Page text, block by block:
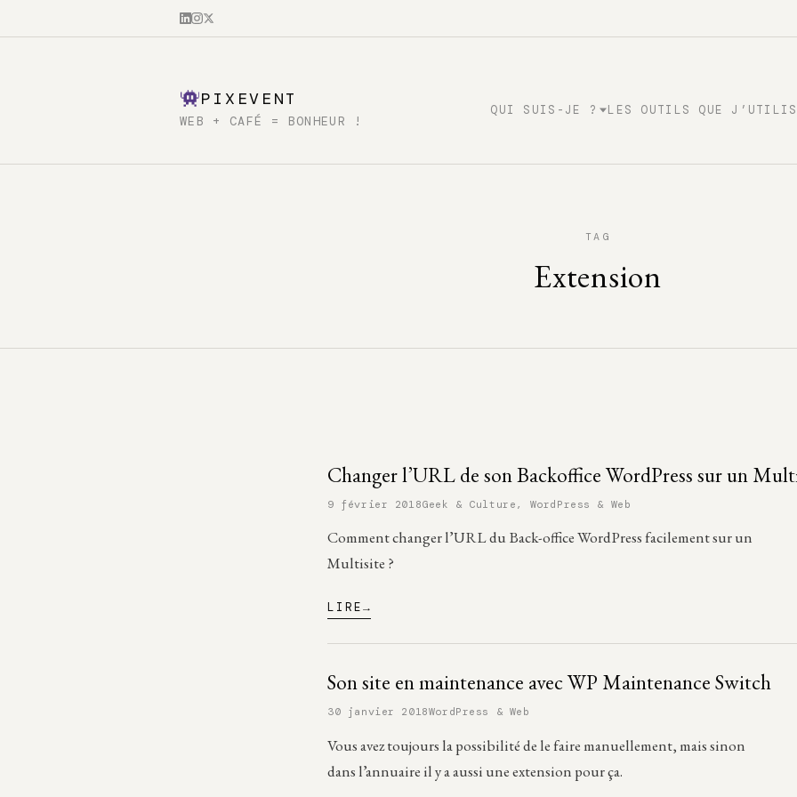
PIXEVENT
WEB + CAFÉ = BONHEUR !
QUI SUIS-JE ? LES OUTILS QUE
TAG
Extension
Changer l’URL de son Backoffice WordPress sur un
9 février 2018Geek & Culture, WordPress & Web
Comment changer l’URL du Back-office WordPress facilement sur un
Multisite ?
LIRE
Son site en maintenance avec WP Maintenance Switch
30 janvier 2018WordPress & Web
Vous avez toujours la possibilité de le faire manuellement, mais sinon
dans l’annuaire il y a aussi une extension pour ça.